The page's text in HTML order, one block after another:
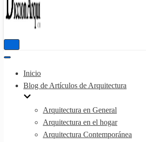
Menú
Menú
navegación
Inicio
Blog de Artículos de Arquitectura
Arquitectura en General
Arquitectura en el hogar
Arquitectura Contemporánea